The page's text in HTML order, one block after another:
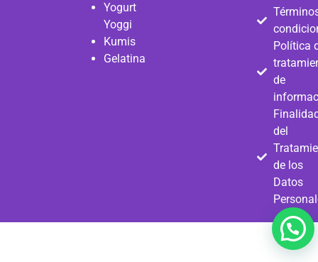
Yogurt
Yoggi
Kumis
Gelatina
Política
de
del
de los
Datos